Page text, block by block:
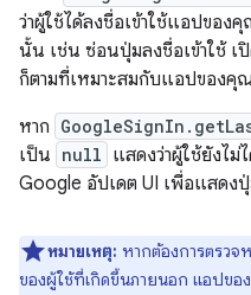
ว่าผู้ใช้ได้ลงชื่อเข้าใช้แอปของ
นั้น เช่น ซ่อนปุ่มลงชื่อเข้าใช้ เ
ก็ตามที่เหมาะสมกับแอปของคุ
หาก
เป็น null แสดงว่าผู้ใช้ยังไม่
Google อัปเดต UI เพื่อแสดง
หมายเหตุ: หากต้องการตรวจ
ของผู้ใช้ที่เกิดขึ้นภายนอก แอปขอ